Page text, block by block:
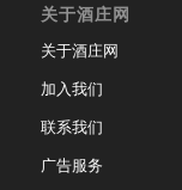
关于酒庄网
关于酒庄网
加入我们
联系我们
广告服务